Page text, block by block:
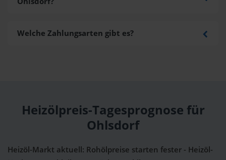
Welche Zahlungsarten gibt es?
Heizölpreis-Tagesprognose für
Ohlsdorf
Heizöl-Markt aktuell: Rohölpreise starten fester - Heizöl-